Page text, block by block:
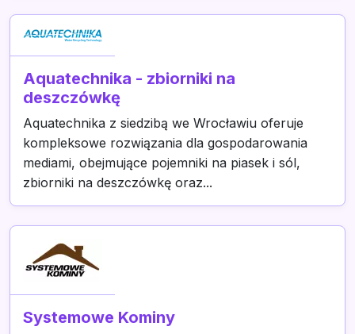
Aquatechnika - zbiorniki na
deszczówkę
Aquatechnika z siedzibą we Wrocławiu oferuje
kompleksowe rozwiązania dla gospodarowania
mediami, obejmujące pojemniki na piasek i sól,
zbiorniki na deszczówkę oraz...
Systemowe Kominy